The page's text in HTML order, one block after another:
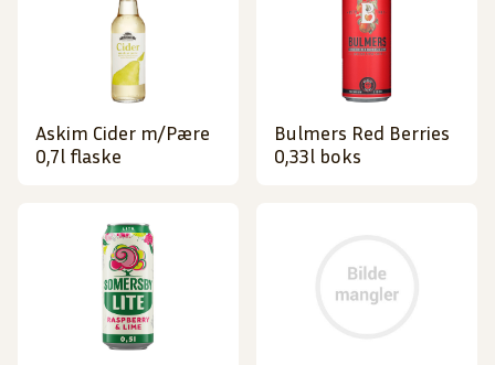
Askim Cider m/Pære
0,7l flaske
Bulmers Red Berries
0,33l boks